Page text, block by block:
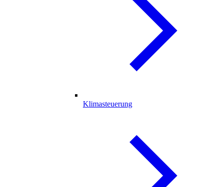
Klimasteuerung